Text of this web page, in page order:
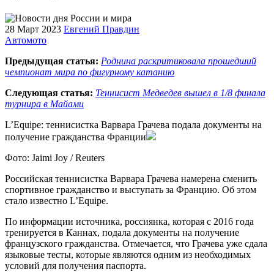
28 Март 2023 Евгений Правдин
Автомото
Предыдущая статья: Роднина раскритиковала прошедший
чемпионат мира по фигурному катанию
Следующая статья: Теннисист Медведев вышел в 1/8 финала
турнира в Майами
L’Equipe: теннисистка Варвара Грачева подала документы на
получение гражданства Франции
Фото: Jaimi Joy / Reuters
Российская теннисистка Варвара Грачева намерена сменить
спортивное гражданство и выступать за Францию. Об этом
стало известно L’Equipe.
По информации источника, россиянка, которая с 2016 года
тренируется в Каннах, подала документы на получение
французского гражданства. Отмечается, что Грачева уже сдала
языковые тесты, которые являются одним из необходимых
условий для получения паспорта.